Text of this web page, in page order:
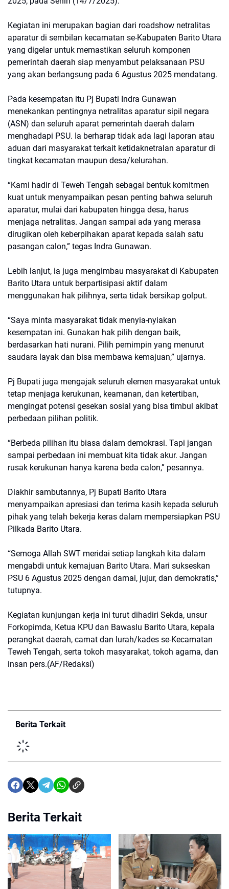
Kegiatan ini merupakan bagian dari roadshow netralitas
aparatur di sembilan kecamatan se-Kabupaten Barito Utara
yang digelar untuk memastikan seluruh komponen
pemerintah daerah siap menyambut pelaksanaan PSU
yang akan berlangsung pada 6 Agustus 2025 mendatang.
Pada kesempatan itu Pj Bupati Indra Gunawan
menekankan pentingnya netralitas aparatur sipil negara
(ASN) dan seluruh aparat pemerintah daerah dalam
menghadapi PSU. Ia berharap tidak ada lagi laporan atau
aduan dari masyarakat terkait ketidaknetralan aparatur di
tingkat kecamatan maupun desa/kelurahan.
“Kami hadir di Teweh Tengah sebagai bentuk komitmen
kuat untuk menyampaikan pesan penting bahwa seluruh
aparatur, mulai dari kabupaten hingga desa, harus
menjaga netralitas. Jangan sampai ada yang merasa
dirugikan oleh keberpihakan aparat kepada salah satu
pasangan calon,” tegas Indra Gunawan.
Lebih lanjut, ia juga mengimbau masyarakat di Kabupaten
Barito Utara untuk berpartisipasi aktif dalam
menggunakan hak pilihnya, serta tidak bersikap golput.
“Saya minta masyarakat tidak menyia-nyiakan
kesempatan ini. Gunakan hak pilih dengan baik,
berdasarkan hati nurani. Pilih pemimpin yang menurut
saudara layak dan bisa membawa kemajuan,” ujarnya.
Pj Bupati juga mengajak seluruh elemen masyarakat untuk
tetap menjaga kerukunan, keamanan, dan ketertiban,
mengingat potensi gesekan sosial yang bisa timbul akibat
perbedaan pilihan politik.
“Berbeda pilihan itu biasa dalam demokrasi. Tapi jangan
sampai perbedaan ini membuat kita tidak akur. Jangan
rusak kerukunan hanya karena beda calon,” pesannya.
Diakhir sambutannya, Pj Bupati Barito Utara
menyampaikan apresiasi dan terima kasih kepada seluruh
pihak yang telah bekerja keras dalam mempersiapkan PSU
Pilkada Barito Utara.
“Semoga Allah SWT meridai setiap langkah kita dalam
mengabdi untuk kemajuan Barito Utara. Mari sukseskan
PSU 6 Agustus 2025 dengan damai, jujur, dan demokratis,”
tutupnya.
Kegiatan kunjungan kerja ini turut dihadiri Sekda, unsur
Forkopimda, Ketua KPU dan Bawaslu Barito Utara, kepala
perangkat daerah, camat dan lurah/kades se-Kecamatan
Teweh Tengah, serta tokoh masyarakat, tokoh agama, dan
insan pers.(AF/Redaksi)
Berita Terkait
Berita Terkait